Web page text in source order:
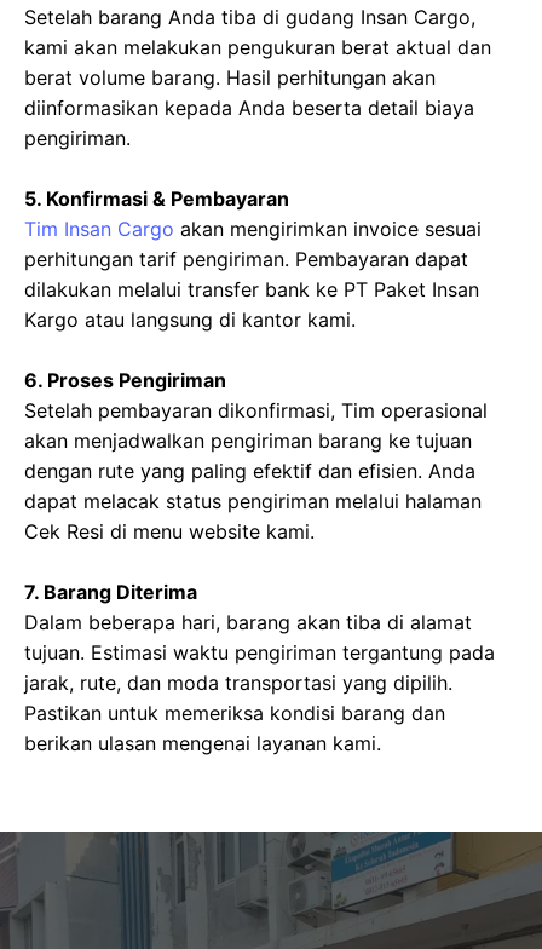
Setelah barang Anda tiba di gudang Insan Cargo,
kami akan melakukan pengukuran berat aktual dan
berat volume barang. Hasil perhitungan akan
diinformasikan kepada Anda beserta detail biaya
pengiriman.
5. Konfirmasi & Pembayaran
Tim Insan Cargo akan mengirimkan invoice sesuai
perhitungan tarif pengiriman. Pembayaran dapat
dilakukan melalui transfer bank ke PT Paket Insan
Kargo atau langsung di kantor kami.
6. Proses Pengiriman
Setelah pembayaran dikonfirmasi, Tim operasional
akan menjadwalkan pengiriman barang ke tujuan
dengan rute yang paling efektif dan efisien. Anda
dapat melacak status pengiriman melalui halaman
Cek Resi di menu website kami.
7. Barang Diterima
Dalam beberapa hari, barang akan tiba di alamat
tujuan. Estimasi waktu pengiriman tergantung pada
jarak, rute, dan moda transportasi yang dipilih.
Pastikan untuk memeriksa kondisi barang dan
berikan ulasan mengenai layanan kami.